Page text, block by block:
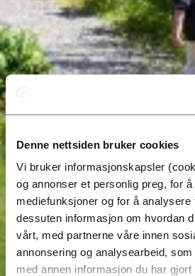
Denne nettsiden bruker cookies
Vi bruker informasjonskapsler
og annonser et personlig preg, for
mediefunksjoner og for å
dessuten informasjon om hvordan
vårt, med partnerne våre innen
annonsering og analysearbeid,
med annen informasjon du har